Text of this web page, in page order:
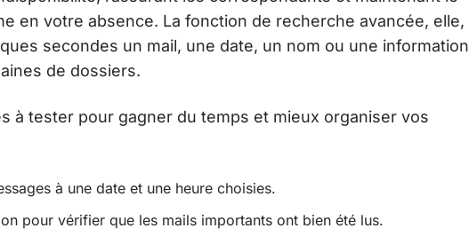
en votre absence. La fonction de recherche avancée, elle,
secondes un mail, une date, un nom ou une information
de dossiers.
à tester pour gagner du temps et mieux organiser vos
à une date et une heure choisies.
pour vérifier que les mails importants ont bien été lus.